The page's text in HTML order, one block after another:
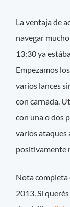
La ventaja de
navegar
13:30 ya
Empezamos
varios lances
con carnada.
con una o dos
varios
positivamente
Nota completa
2013. Si